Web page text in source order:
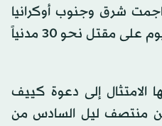
شرق وجنوب أوكرانيا
بأكثر من مائة مُسيّرة، بعد يوم على مقتل نحو 30 مدنياً
الامتثال إلى دعوة كييف
من منتصف ليل السادس من